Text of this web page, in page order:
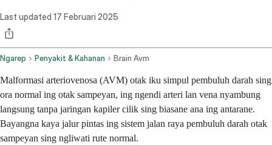
Last updated 17 Februari 2025
Ngarep Penyakit & Kahanan Brain Avm
Malformasi arteriovenosa (AVM) otak iku simpul pembuluh darah sing
ora normal ing otak sampeyan, ing ngendi arteri lan vena nyambung
langsung tanpa jaringan kapiler cilik sing biasane ana ing antarane.
Bayangna kaya jalur pintas ing sistem jalan raya pembuluh darah otak
sampeyan sing ngliwati rute normal.